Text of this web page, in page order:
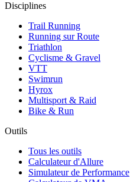
Disciplines
Trail Running
Running sur Route
Triathlon
Cyclisme & Gravel
VTT
Swimrun
Hyrox
Multisport & Raid
Bike & Run
Outils
Tous les outils
Calculateur d'Allure
Simulateur de Performance